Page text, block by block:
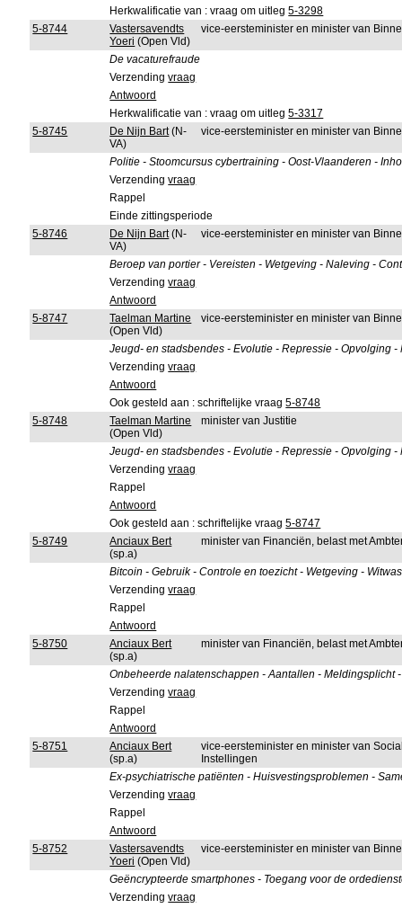
Herkwalificatie van : vraag om uitleg5-3298
5-8744
Vastersavendts
Yoeri (Open Vld)
vice-eersteminister en minister van
De vacaturefraude
Verzendingvraag
Antwoord
Herkwalificatie van : vraag om uitleg5-3317
5-8745
De Nijn Bart(N-
VA)
vice-eersteminister en minister van
Politie - Stoomcursus cybertraining - Oost-Vlaanderen -
Verzendingvraag
Rappel
Einde zittingsperiode
5-8746
De Nijn Bart(N-
VA)
vice-eersteminister en minister van
Beroep van portier - Vereisten - Wetgeving - Naleving -
Verzendingvraag
Antwoord
5-8747
Taelman Martine
(Open Vld)
vice-eersteminister en minister van
Jeugd- en stadsbendes - Evolutie - Repressie - Opvolging
Verzendingvraag
Antwoord
Ook gesteld aan : schriftelijke vraag5-8748
5-8748
Taelman Martine
(Open Vld)
minister van Justitie
Jeugd- en stadsbendes - Evolutie - Repressie - Opvolging
Verzendingvraag
Rappel
Antwoord
Ook gesteld aan : schriftelijke vraag5-8747
5-8749
Anciaux Bert
(sp.a)
minister van Financiën, belast met
Bitcoin - Gebruik - Controle en toezicht - Wetgeving -
Verzendingvraag
Rappel
Antwoord
5-8750
Anciaux Bert
(sp.a)
minister van Financiën, belast met
Onbeheerde nalatenschappen - Aantallen - Meldingsplicht
Verzendingvraag
Rappel
Antwoord
5-8751
Anciaux Bert
(sp.a)
vice-eersteminister en minister van
Instellingen
Ex-psychiatrische patiënten - Huisvestingsproblemen -
Verzendingvraag
Rappel
Antwoord
5-8752
Vastersavendts
Yoeri (Open Vld)
vice-eersteminister en minister van
Geëncrypteerde smartphones - Toegang voor de
Verzendingvraag